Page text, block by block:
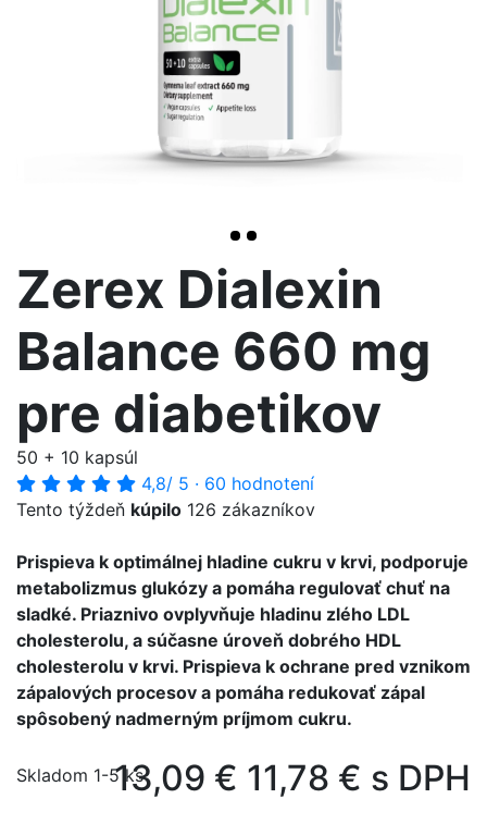
Zerex Dialexin
Balance 660 mg
pre diabetikov
50 + 10 kapsúl
4,8/ 5 · 60 hodnotení
Tento týždeň kúpilo 126 zákazníkov
Prispieva k optimálnej hladine cukru v krvi, podporuje
metabolizmus glukózy a pomáha regulovať chuť na
sladké. Priaznivo ovplyvňuje hladinu zlého LDL
cholesterolu, a súčasne úroveň dobrého HDL
cholesterolu v krvi. Prispieva k ochrane pred vznikom
zápalových procesov a pomáha redukovať zápal
spôsobený nadmerným príjmom cukru.
Skladom 1-5 ks13,09 € 11,78 € s DPH